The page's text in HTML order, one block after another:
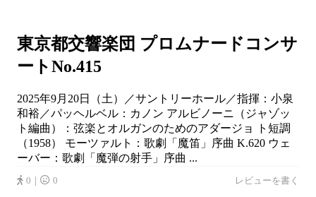
東京都交響楽団 プロムナードコンサ
ートNo.415
2025年9月20日（土）／サントリーホール／指揮：小泉
和裕／パッヘルベル：カノン アルビノーニ（ジャゾッ
ト編曲）：弦楽とオルガンのためのアダージョ ト短調
（1958） モーツァルト：歌劇「魔笛」序曲 K.620 ウェ
ーバー：歌劇「魔弾の射手」序曲 ...
0｜ 0 レビューを書く